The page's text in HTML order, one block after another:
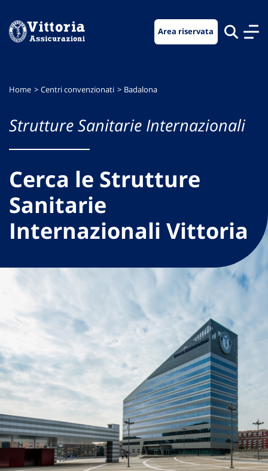
menu
contenuto
footer
Area riservata
Home Centri convenzionati Badalona
Strutture Sanitarie Internazionali
Cerca le Strutture
Sanitarie
Internazionali Vittoria